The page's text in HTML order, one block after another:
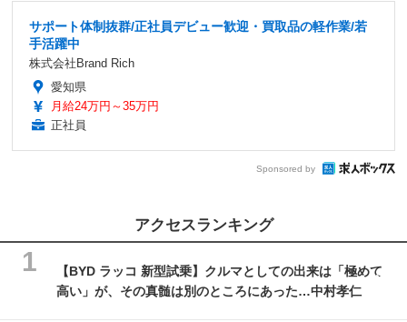
サポート体制抜群/正社員デビュー歓迎・買取品の軽作業/若
手活躍中
株式会社Brand Rich
愛知県
月給24万円～35万円
正社員
Sponsored by
アクセスランキング
【BYD ラッコ 新型試乗】クルマとしての出来は「極めて
高い」が、その真髄は別のところにあった…中村孝仁